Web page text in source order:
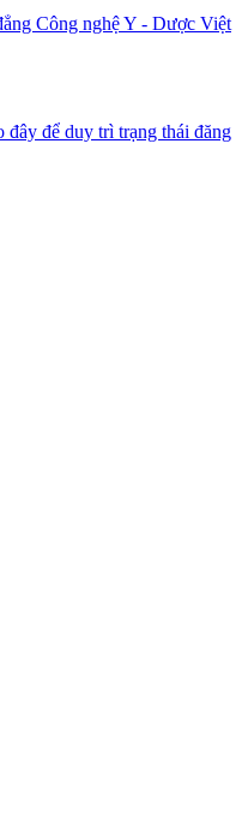
Công nghệ Y - Dược Việt
đây để duy trì trạng thái đăng